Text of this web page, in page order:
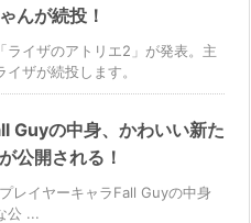
んが続投！
ライザのアトリエ2」が発表。主
イザが続投します。
Guyの中身、かわいい新た
公開される！
レイヤーキャラFall Guyの中身
公 ...